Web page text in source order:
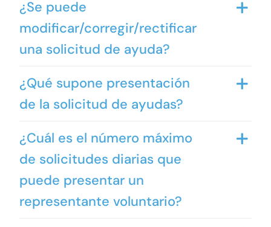
¿Se puede
modificar/corregir/rectificar
una solicitud de ayuda?
¿Qué supone presentación
de la solicitud de ayudas?
¿Cuál es el número máximo
de solicitudes diarias que
puede presentar un
representante voluntario?